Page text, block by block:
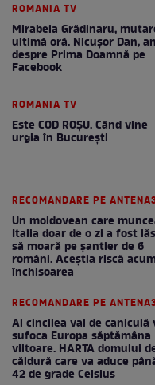
ROMANIA TV
Mirabela Grădinaru, mutare de
ultimă oră. Nicuşor Dan,
despre Prima Doamnă pe
Facebook
ROMANIA TV
Este COD ROŞU. Când vine
urgia în Bucureşti
RECOMANDARE PE
Un moldovean care
Italia doar de o zi a fost
să moară pe şantier de 6
români. Aceștia riscă
închisoarea
RECOMANDARE PE
Al cincilea val de caniculă
sufoca Europa săptămâna
viitoare. HARTA domului
căldură care va aduce
42 de grade Celsius